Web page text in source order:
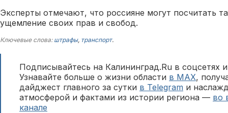
Эксперты отмечают, что россияне могут посчитать
ущемление своих прав и свобод.
Ключевые слова: штрафы, транспорт.
Подписывайтесь на Калининград.Ru в соцсетях
Узнавайте больше о жизни области в MAX,
дайджест главного за сутки в Telegram и
атмосферой и фактами из истории региона — во
канале